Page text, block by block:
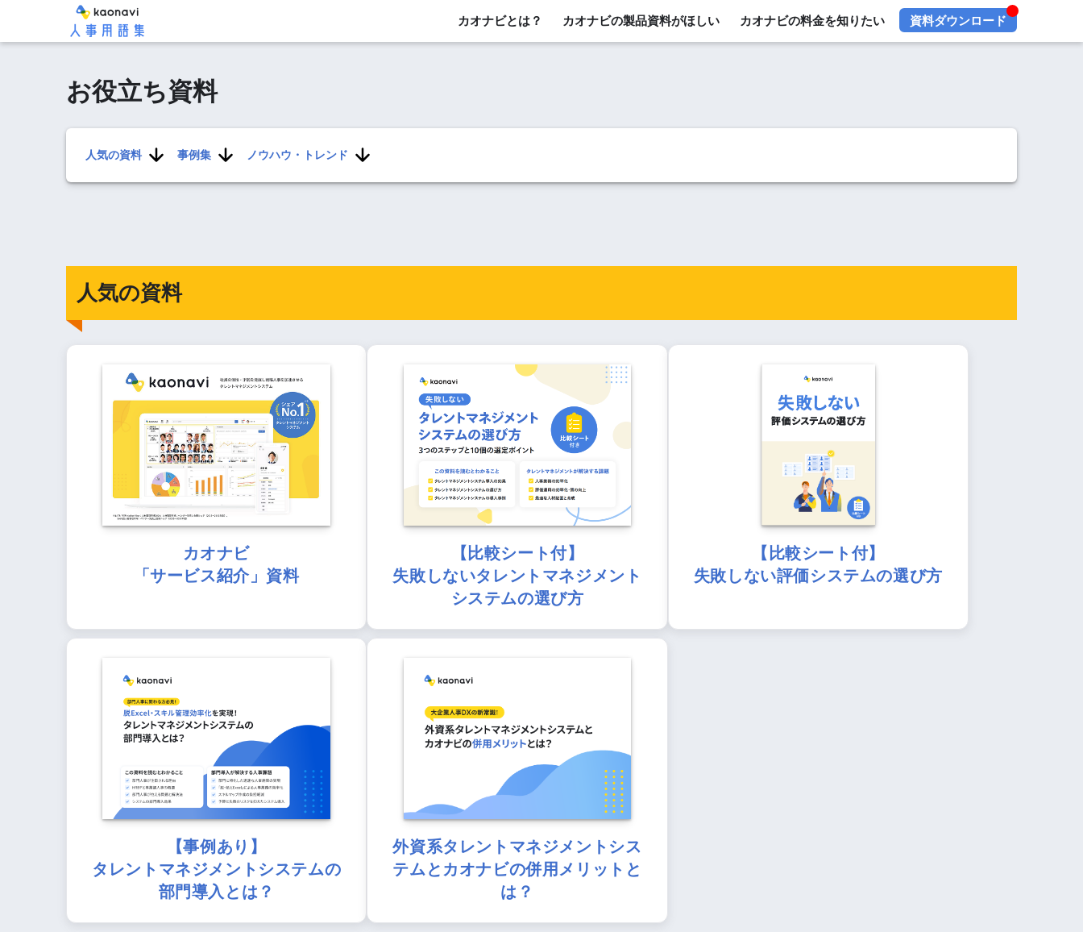
カオナビとは？ カオナビの製品資料がほしい カオナビの料金を知りたい 資料ダウンロード
お役立ち資料
人気の資料 事例集 ノウハウ・トレンド
人気の資料
カオナビ
「サービス紹介」資料
【比較シート付】
失敗しないタレントマネジメント
システムの選び方
【比較シート付】
失敗しない評価システムの選び方
【事例あり】
タレントマネジメントシステムの
部門導入とは？
外資系タレントマネジメントシス
テムとカオナビの併用メリットと
は？